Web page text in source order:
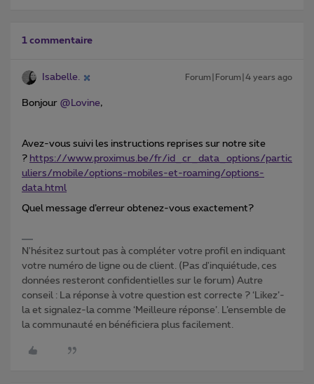
1 commentaire
Isabelle. Forum|Forum|4 years ago
Bonjour @Lovine,
Avez-vous suivi les instructions reprises sur notre site
? https://www.proximus.be/fr/id_cr_data_options/partic
uliers/mobile/options-mobiles-et-roaming/options-
data.html
Quel message d’erreur obtenez-vous exactement?
N'hésitez surtout pas à compléter votre profil en indiquant
votre numéro de ligne ou de client. (Pas d'inquiétude, ces
données resteront confidentielles sur le forum) Autre
conseil : La réponse à votre question est correcte ? ‘Likez’-
la et signalez-la comme ‘Meilleure réponse’. L’ensemble de
la communauté en bénéficiera plus facilement.